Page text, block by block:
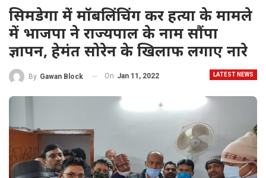
सिमडेगा में मॉबलिंचिंग कर हत्या के मामले
में भाजपा ने राज्यपाल के नाम सौंपा
ज्ञापन, हेमंत सोरेन के खिलाफ लगाए नारे
LATEST NEWS
By Gawan Block On Jan 11, 2022